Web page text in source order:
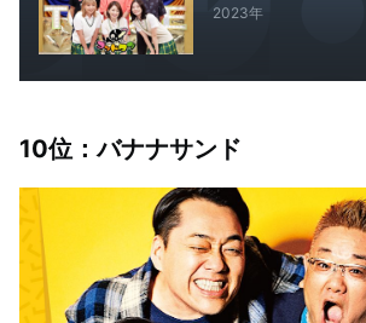
2023年
10位：バナナサンド